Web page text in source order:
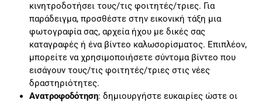
κινητροδοτήσει τους/τις φοιτητές/τριες. Για
παράδειγμα, προσθέστε στην εικονική τάξη μια
φωτογραφία σας, αρχεία ήχου με δικές σας
καταγραφές ή ένα βίντεο καλωσορίσματος. Επιπλέον,
μπορείτε να χρησιμοποιήσετε σύντομα βίντεο που
εισάγουν τους/τις φοιτητές/τριες στις νέες
δραστηριότητες.
Ανατροφοδότηση: δημιουργήστε ευκαιρίες ώστε οι